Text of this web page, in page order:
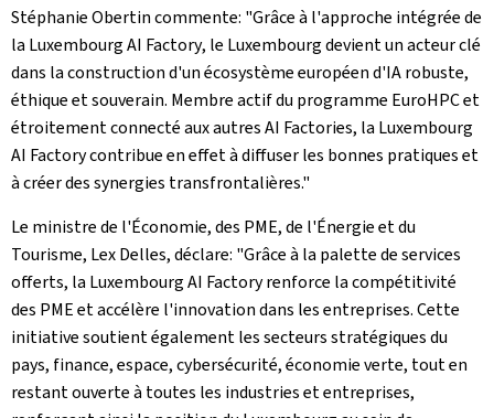
Stéphanie Obertin commente: "Grâce à l'approche intégrée de
la Luxembourg AI Factory, le Luxembourg devient un acteur clé
dans la construction d'un écosystème européen d'IA robuste,
éthique et souverain. Membre actif du programme EuroHPCet
étroitement connecté aux autresAI Factories, la Luxembourg
AI Factorycontribue en effet à diffuser les bonnes pratiques et
à créer des synergies transfrontalières."
Le ministre de l'Économie, des PME, de l'Énergie et du
Tourisme, Lex Delles, déclare: "Grâce à la palette de services
offerts, la Luxembourg AI Factoryrenforce la compétitivité
des PME et accélère l'innovation dans les entreprises. Cette
initiative soutient également les secteurs stratégiques du
pays, finance, espace, cybersécurité, économie verte, tout en
restant ouverte à toutes les industries et entreprises,